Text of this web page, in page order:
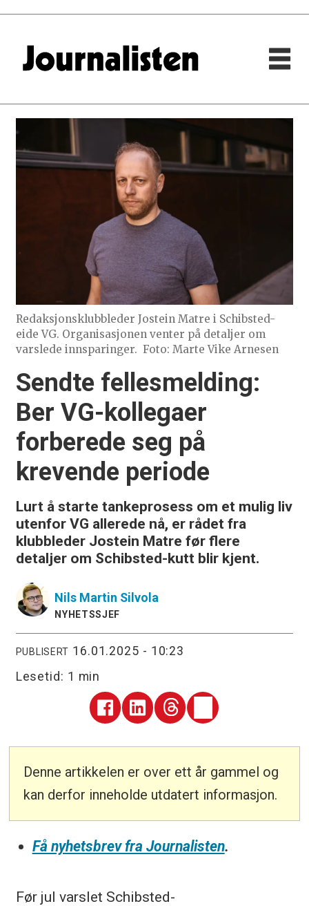
Redaksjonsklubbleder Jostein Matre i Schibsted-
eide VG. Organisasjonen venter på detaljer om
varslede innsparinger. Foto: Marte Vike Arnesen
Sendte fellesmelding:
Ber VG-kollegaer
forberede seg på
krevende periode
Lurt å starte tankeprosess om et mulig liv
utenfor VG allerede nå, er rådet fra
klubbleder Jostein Matre før flere
detaljer om Schibsted-kutt blir kjent.
Nils Martin Silvola
NYHETSSJEF
PUBLISERT
16.01.2025 - 10:23
Lesetid: 1 min
Denne artikkelen er over ett år gammel og
kan derfor inneholde utdatert informasjon.
Få nyhetsbrev fra Journalisten.
Før jul varslet Schibsted-